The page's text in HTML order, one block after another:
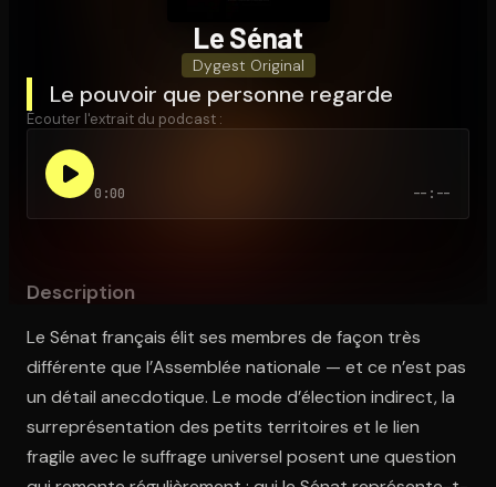
Le Sénat
Dygest Original
Le pouvoir que personne regarde
Écouter l'extrait du podcast :
0:00 --:--
Description
Le Sénat français élit ses membres de façon très
différente que l’Assemblée nationale — et ce n’est pas
un détail anecdotique. Le mode d’élection indirect, la
surreprésentation des petits territoires et le lien
fragile avec le suffrage universel posent une question